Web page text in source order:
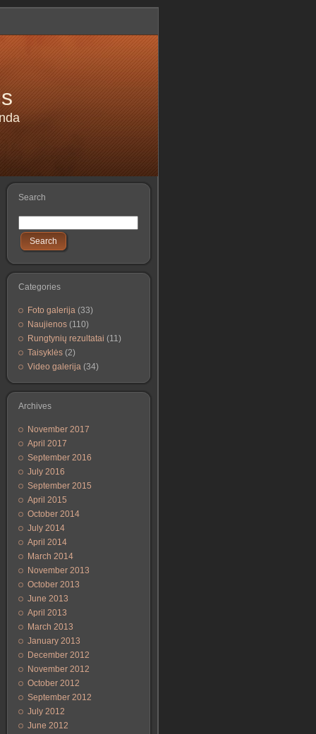
Search
Search
Categories
Foto galerija (33)
Naujienos (110)
Rungtynių rezultatai (11)
Taisyklės (2)
Video galerija (34)
Archives
November 2017
April 2017
September 2016
July 2016
September 2015
April 2015
October 2014
July 2014
April 2014
March 2014
November 2013
October 2013
June 2013
April 2013
March 2013
January 2013
December 2012
November 2012
October 2012
September 2012
July 2012
June 2012